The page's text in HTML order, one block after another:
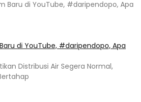
di YouTube, #daripendopo, Apa